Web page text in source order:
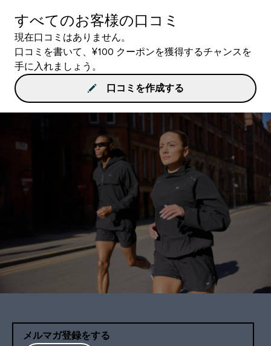
すべてのお客様の口コミ
現在口コミはありません。
口コミを書いて、¥100 クーポンを獲得するチャンスを
手に入れましょう。
口コミを作成する
メルマガ登録をする